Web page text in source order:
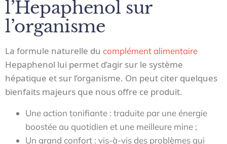
l’Hepaphenol sur
l’organisme
La formule naturelle du complément alimentaire
Hepaphenol lui permet d’agir sur le système
hépatique et sur l’organisme. On peut citer quelques
bienfaits majeurs que nous offre ce produit.
Une action tonifiante : traduite par une énergie
boostée au quotidien et une meilleure mine ;
Un grand confort : vis-à-vis des problèmes qui